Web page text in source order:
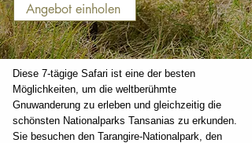
Angebot einholen
Diese 7-tägige Safari ist eine der besten
Möglichkeiten, um die weltberühmte
Gnuwanderung zu erleben und gleichzeitig die
schönsten Nationalparks Tansanias zu erkunden.
Sie besuchen den Tarangire-Nationalpark, den